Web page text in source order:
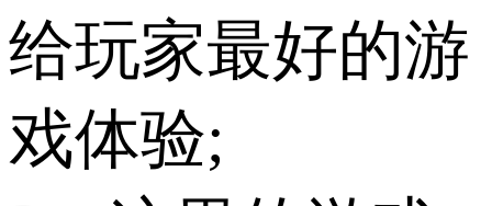
给玩家最好的游
戏体验;